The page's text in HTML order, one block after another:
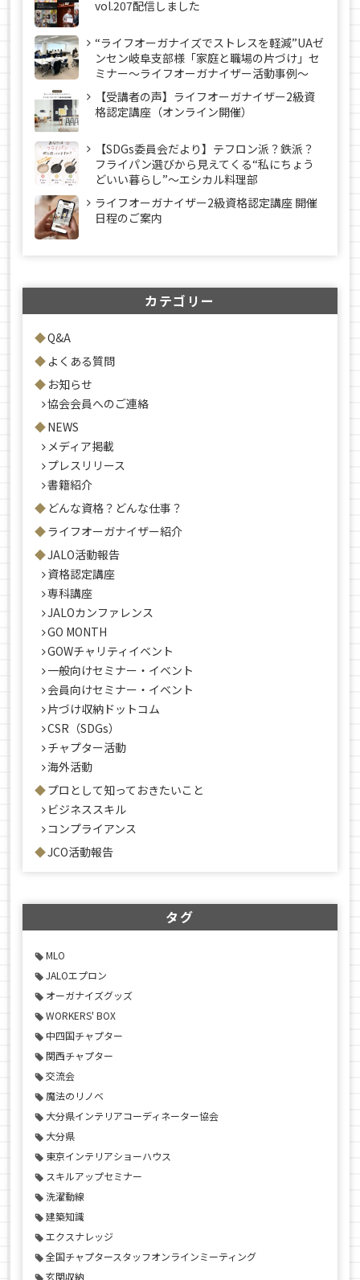
vol.207配信しました
“ライフオーガナイズでストレスを軽減”UAゼ
ンセン岐阜支部様「家庭と職場の片づけ」セ
ミナー～ライフオーガナイザー活動事例〜
【受講者の声】ライフオーガナイザー2級資
格認定講座（オンライン開催）
【SDGs委員会だより】テフロン派？鉄派？
フライパン選びから見えてくる“私にちょう
どいい暮らし”～エシカル料理部
ライフオーガナイザー2級資格認定講座 開催
日程のご案内
カテゴリー
Q&A
よくある質問
お知らせ
協会会員へのご連絡
NEWS
メディア掲載
プレスリリース
書籍紹介
どんな資格？どんな仕事？
ライフオーガナイザー紹介
JALO活動報告
資格認定講座
専科講座
JALOカンファレンス
GO MONTH
GOWチャリティイベント
一般向けセミナー・イベント
会員向けセミナー・イベント
片づけ収納ドットコム
CSR（SDGs）
チャプター活動
海外活動
プロとして知っておきたいこと
ビジネススキル
コンプライアンス
JCO活動報告
タグ
MLO
JALOエプロン
オーガナイズグッズ
WORKERS' BOX
中四国チャプター
関西チャプター
交流会
魔法のリノベ
大分県インテリアコーディネーター協会
大分県
東京インテリアショーハウス
スキルアップセミナー
洗濯動線
建築知識
エクスナレッジ
全国チャプタースタッフオンラインミーティング
玄関収納